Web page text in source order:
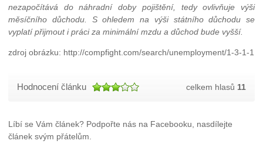
nezapočítává do náhradní doby pojištění, tedy ovlivňuje výši
měsíčního důchodu. S ohledem na výši státního důchodu se
vyplatí přijmout i práci za minimální mzdu a důchod bude vyšší.
zdroj obrázku: http://compfight.com/search/unemployment/1-3-1-1
Hodnocení článku celkem hlasů 11
Líbí se Vám článek? Podpořte nás na Facebooku, nasdílejte
článek svým přátelům.